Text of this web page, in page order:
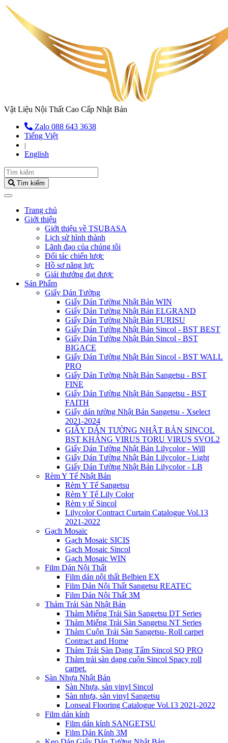
Vật Liệu Nội Thất Cao Cấp Nhật Bản
Zalo 088 643 3638
Tiếng Việt
|
English
Tìm kiếm
Trang chủ
Giới thiệu
Giới thiệu về TSUBASA
Lịch sử hình thành
Lãnh đạo của chúng tôi
Đối tác chiến lược
Hồ sơ năng lực
Giải thưởng đạt được
Sản Phẩm
Giấy Dán Tường
Giấy Dán Tường Nhật Bản WIN
Giấy Dán Tường Nhật Bản ELGRAND
Giấy Dán Tường Nhật Bản FURISU
Giấy Dán Tường Nhật Bản Sincol - BST BEST
Giấy Dán Tường Nhật Bản Sincol - BST
BIGACE
Giấy Dán Tường Nhật Bản Sincol - BST WALL
PRO
Giấy Dán Tường Nhật Bản Sangetsu - BST
FINE
Giấy Dán Tường Nhật Bản Sangetsu - BST
FAITH
Giấy dán tường Nhật Bản Sangetsu - Xselect
2021-2024
GIẤY DÁN TƯỜNG NHẬT BẢN SINCOL
BST KHÁNG VIRUS TORU VIRUS SVOL2
Giấy Dán Tường Nhật Bản Lilycolor - Will
Giấy Dán Tường Nhật Bản Lilycolor - Light
Giấy Dán Tường Nhật Bản Lilycolor - LB
Rèm Y Tế Nhật Bản
Rèm Y Tế Sangetsu
Rèm Y Tế Lily Color
Rèm y tế Sincol
Lilycolor Contract Curtain Catalogue Vol.13
2021-2022
Gạch Mosaic
Gạch Mosaic SICIS
Gạch Mosaic Sincol
Gạch Mosaic WIN
Film Dán Nội Thất
Film dán nội thất Belbien EX
Film Dán Nội Thất Sangetsu REATEC
Film Dán Nội Thất 3M
Thảm Trải Sàn Nhật Bản
Thảm Miếng Trải Sàn Sangetsu DT Series
Thảm Miếng Trải Sàn Sangetsu NT Series
Thảm Cuộn Trải Sàn Sangetsu- Roll carpet
Contract and Home
Thảm Trải Sàn Dạng Tấm Sincol SQ PRO
Thảm trải sàn dạng cuộn Sincol Spacy roll
carpet.
Sàn Nhựa Nhật Bản
Sàn Nhựa, sàn vinyl Sincol
Sàn nhựa, sàn vinyl Sangetsu
Lonseal Flooring Catalogue Vol.13 2021-2022
Film dán kính
Film dán kính SANGETSU
Film Dán Kính 3M